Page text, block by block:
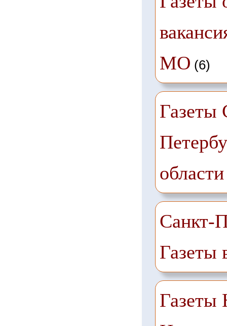
МО (6)
Газеты
области
Санкт-
Газеты
Газеты